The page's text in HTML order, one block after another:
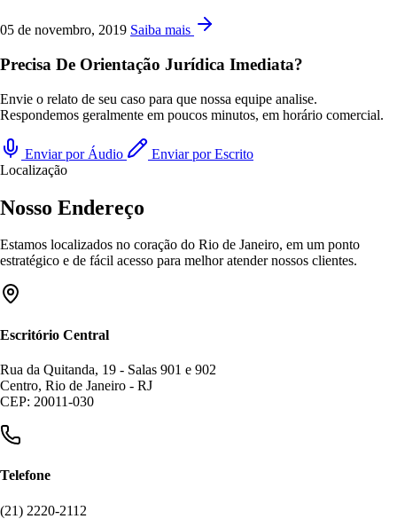
05 de novembro, 2019 Saiba mais
Precisa De Orientação Jurídica Imediata?
Envie o relato de seu caso para que nossa equipe analise.
Respondemos geralmente em poucos minutos, em horário comercial.
Enviar por Áudio
Enviar por Escrito
Localização
Nosso Endereço
Estamos localizados no coração do Rio de Janeiro, em um ponto
estratégico e de fácil acesso para melhor atender nossos clientes.
Escritório Central
Rua da Quitanda, 19 - Salas 901 e 902
Centro, Rio de Janeiro - RJ
CEP: 20011-030
Telefone
(21) 2220-2112